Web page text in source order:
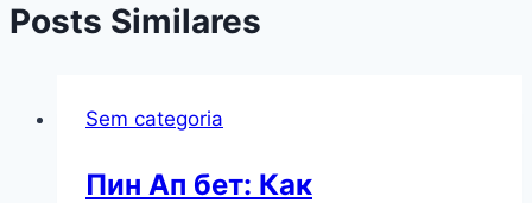
Posts Similares
Sem categoria
Пин Ап бет: Как